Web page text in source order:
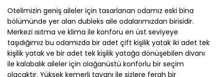
Otelimizin geniş aileler için tasarlanan odamız eski bina
bölümünde yer alan dubleks aile odalarımızdan birisidir.
Merkezi ısıtma ve klima ile konforu en üst seviyeye
taşıdığımız bu odamızda bir adet çift kişilik yatak iki adet tek
kişilik yatak ve bir adet tek kişilik yatağa dönüşebilen divanı
ile kalabalık aileler için olağanüstü konforlu bir seçim
olacaktır. Yüksek kemerli tavanı ile sizlere ferah bir